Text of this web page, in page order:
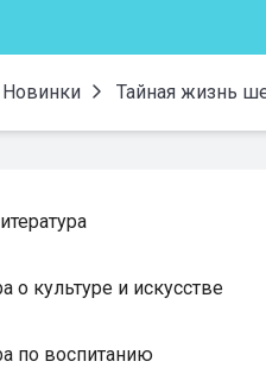
Новинки Тайная жизнь
о культуре и искусстве
по воспитанию